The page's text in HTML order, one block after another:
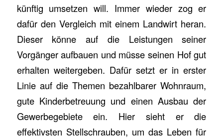
künftig umsetzen will. Immer wieder zog er
dafür den Vergleich mit einem Landwirt heran.
Dieser könne auf die Leistungen seiner
Vorgänger aufbauen und müsse seinen Hof gut
erhalten weitergeben. Dafür setzt er in erster
Linie auf die Themen bezahlbarer Wohnraum,
gute Kinderbetreuung und einen Ausbau der
Gewerbegebiete ein. Hier sieht er die
effektivsten Stellschrauben, um das Leben für